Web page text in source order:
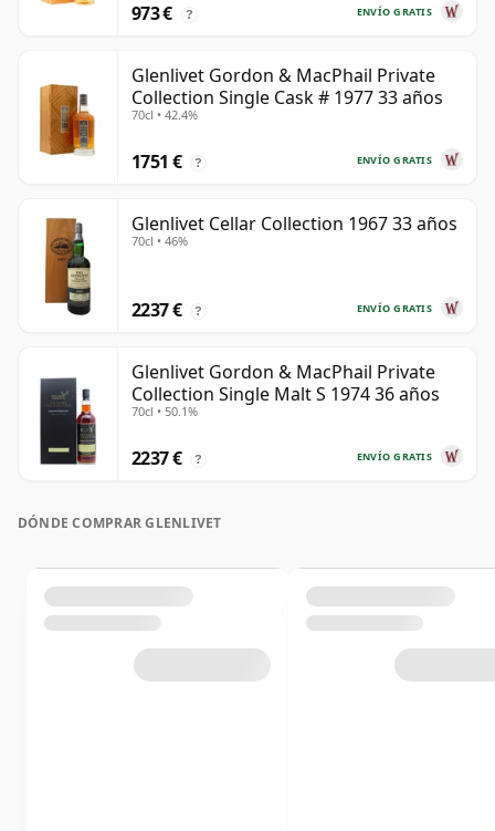
ENVÍO GRATIS
973 € ?
Glenlivet Gordon & MacPhail Private
Collection Single Cask # 1977 33 años
70cl • 42.4%
ENVÍO GRATIS
1751 € ?
Glenlivet Cellar Collection 1967 33 años
70cl • 46%
ENVÍO GRATIS
2237 € ?
Glenlivet Gordon & MacPhail Private
Collection Single Malt S 1974 36 años
70cl • 50.1%
ENVÍO GRATIS
2237 € ?
DÓNDE COMPRAR GLENLIVET